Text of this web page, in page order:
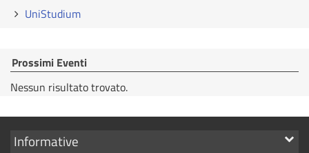
UniStudium
Prossimi Eventi
Nessun risultato trovato.
Mostra
Informative